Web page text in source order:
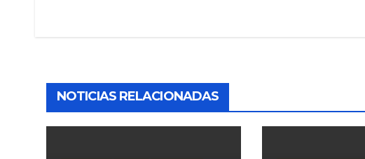
NOTICIAS RELACIONADAS